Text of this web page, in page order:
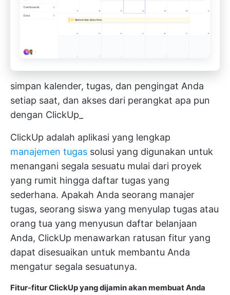
simpan kalender, tugas, dan pengingat Anda
setiap saat, dan akses dari perangkat apa pun
dengan ClickUp_
ClickUp adalah aplikasi yang lengkap
manajemen tugas solusi yang digunakan untuk
menangani segala sesuatu mulai dari proyek
yang rumit hingga daftar tugas yang
sederhana. Apakah Anda seorang manajer
tugas, seorang siswa yang menyulap tugas atau
orang tua yang menyusun daftar belanjaan
Anda, ClickUp menawarkan ratusan fitur yang
dapat disesuaikan untuk membantu Anda
mengatur segala sesuatunya.
Fitur-fitur ClickUp yang dijamin akan membuat Anda